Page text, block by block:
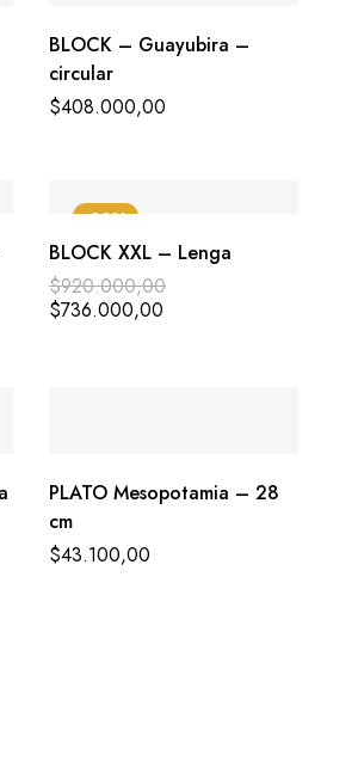
BLOCK – Guayubira –
circular
$408.000,00
-20%
BLOCK XXL – Lenga
$920.000,00
$736.000,00
PLATO Mesopotamia – 28
cm
$43.100,00